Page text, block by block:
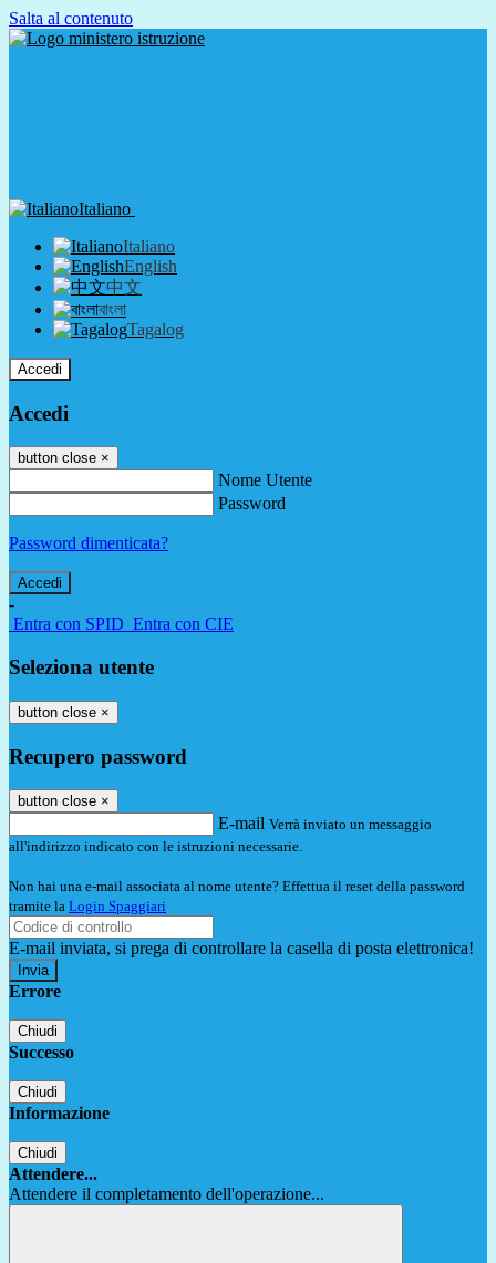
Salta al contenuto
Italiano
Italiano
English
中文
বাংলা
Tagalog
Accedi
Accedi
button close ×
Nome Utente
Password
Password dimenticata?
-
Entra con SPID Entra con CIE
Seleziona utente
button close ×
Recupero password
button close ×
E-mail Verrà inviato un messaggio
all'indirizzo indicato con le istruzioni necessarie.
Non hai una e-mail associata al nome utente? Effettua il reset della password
tramite la Login Spaggiari
E-mail inviata, si prega di controllare la casella di posta elettronica!
Errore
Chiudi
Successo
Chiudi
Informazione
Chiudi
Attendere...
Attendere il completamento dell'operazione...